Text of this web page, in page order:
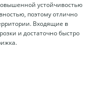
устойчивостью
поэтому отлично
Входящие в
и достаточно быстро